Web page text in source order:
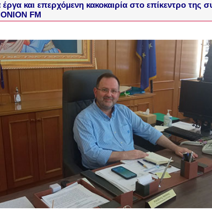
έργα και επερχόμενη κακοκαιρία στο επίκεντρο της
FM